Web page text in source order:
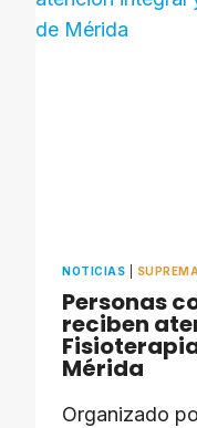
EL
NOTICIAS
Personas
reciben
Mérida
Organizado